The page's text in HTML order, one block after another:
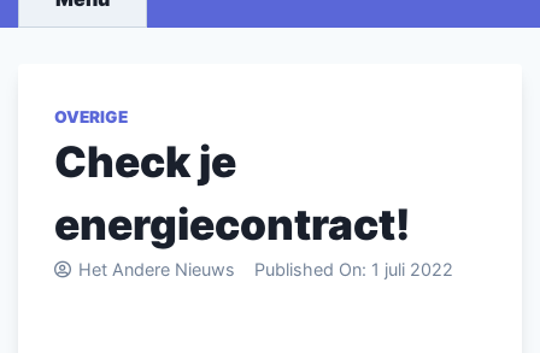
OVERIGE
Check je
energiecontract!
Het Andere Nieuws Published On: 1 juli 2022